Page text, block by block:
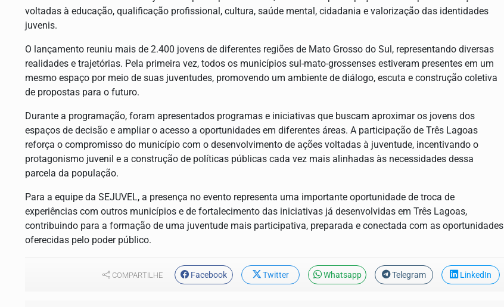
voltadas à educação, qualificação profissional, cultura, saúde mental, cidadania e valorização das identidades
juvenis.
O lançamento reuniu mais de 2.400 jovens de diferentes regiões de Mato Grosso do Sul, representando diversas
realidades e trajetórias. Pela primeira vez, todos os municípios sul-mato-grossenses estiveram presentes em um
mesmo espaço por meio de suas juventudes, promovendo um ambiente de diálogo, escuta e construção coletiva
de propostas para o futuro.
Durante a programação, foram apresentados programas e iniciativas que buscam aproximar os jovens dos
espaços de decisão e ampliar o acesso a oportunidades em diferentes áreas. A participação de Três Lagoas
reforça o compromisso do município com o desenvolvimento de ações voltadas à juventude, incentivando o
protagonismo juvenil e a construção de políticas públicas cada vez mais alinhadas às necessidades dessa
parcela da população.
Para a equipe da SEJUVEL, a presença no evento representa uma importante oportunidade de troca de
experiências com outros municípios e de fortalecimento das iniciativas já desenvolvidas em Três Lagoas,
contribuindo para a formação de uma juventude mais participativa, preparada e conectada com as oportunidades
oferecidas pelo poder público.
COMPARTILHE Facebook Twitter Whatsapp Telegram LinkedIn